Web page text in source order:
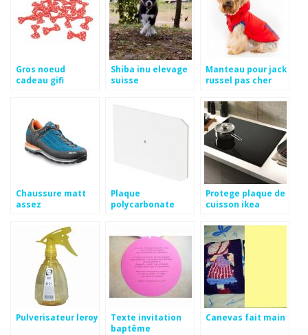
Gros noeud
cadeau gifi
Shiba inu elevage
suisse
Manteau pour jack
russel pas cher
Chaussure matt
assez
Plaque
polycarbonate
Protege plaque de
cuisson ikea
Pulverisateur leroy
Texte invitation
baptême
Canevas fait main